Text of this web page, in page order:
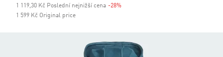
1 119,30 Kč Poslední nejnižší cena -28%
1 599 Kč Original price